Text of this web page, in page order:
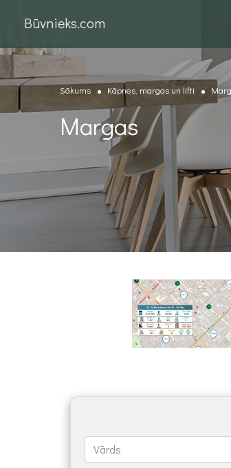
Būvnieks.com
Sākums Kāpnes, margas un lifti
Margas